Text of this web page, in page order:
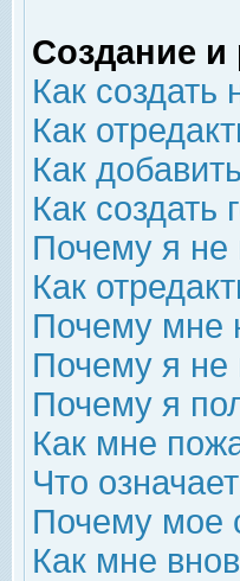
Создание
Как создать
Как
Как
Как создать
Почему я не
Как
Почему мне
Почему я не
Почему я
Как мне
Что
Почему мое
Как мне